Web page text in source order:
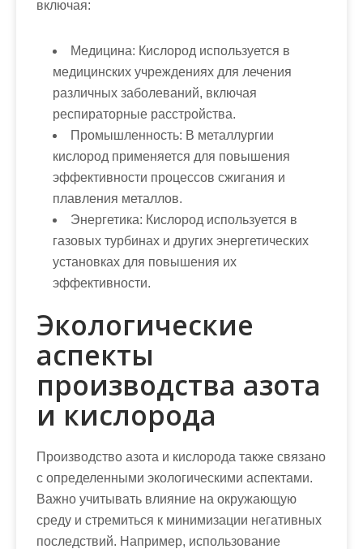
включая:
Медицина: Кислород используется в
медицинских учреждениях для лечения
различных заболеваний, включая
респираторные расстройства.
Промышленность: В металлургии
кислород применяется для повышения
эффективности процессов сжигания и
плавления металлов.
Энергетика: Кислород используется в
газовых турбинах и других энергетических
установках для повышения их
эффективности.
Экологические
аспекты
производства азота
и кислорода
Производство азота и кислорода также связано
с определенными экологическими аспектами.
Важно учитывать влияние на окружающую
среду и стремиться к минимизации негативных
последствий. Например, использование